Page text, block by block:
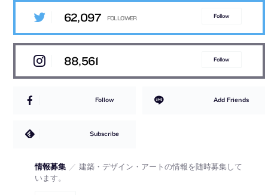
62,097 Follow
88,561 Follow
Follow Add Friends
Subscribe
情報募集 ／ 建築・デザイン・アートの情報を随時募集して
います。